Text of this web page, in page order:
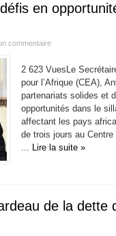
en
commentaire
2 623 VuesLe
pour l’Afrique (CEA),
partenariats solides et
opportunités dans le
affectant les pays
de trois jours au
... Lire la suite »
de la dette